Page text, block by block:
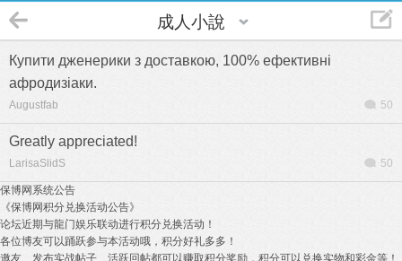
成人小說
Купити дженерики з доставкою, 100% ефективні
афродизіаки.
Augustfab 50
Greatly appreciated!
LarisaSlidS 50
保博网系统公告
《保博网积分兑换活动公告》
论坛近期与龍门娱乐联动进行积分兑换活动！
各位博友可以踊跃参与本活动哦，积分好礼多多！
邀友、发布实战帖子、活跃回帖都可以赚取积分奖励，积分可以兑换实物和彩金等！